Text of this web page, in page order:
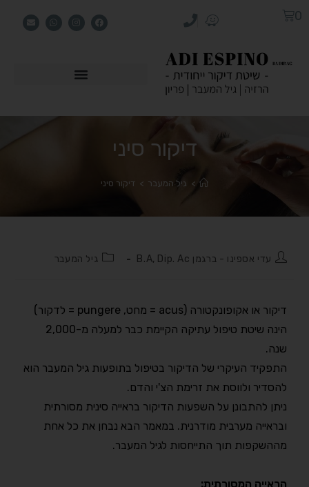
0
דיקור סיני
> גיל המעבר > דיקור סיני
עדי אספינו - ברגמן B.A, Dip. Ac גיל המעבר
דיקור או אקופונקטורה (acus = מחט, pungere = לדקור)
הינה שיטת טיפול עתיקה הקיימת כבר למעלה מ-2,000
שנה.
התפקיד העיקרי של הדיקור בטיפול בתופעות גיל המעבר הוא
להסדיר ולווסת את זרימת הצ'י והדם.
ניתן להתבונן על השפעות הדיקור בראייה סינית מסורתית
ובראייה מערבית מודרנית. במאמר הבא נבחן את כל אחת
מההשקפות תוך התייחסות לגיל המעבר.
הראייה המסורתית: